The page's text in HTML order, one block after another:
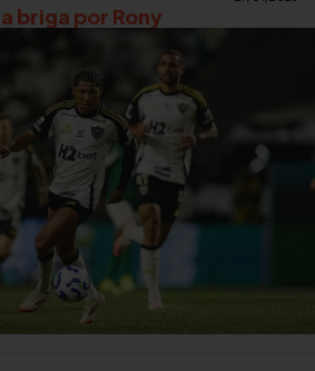
briga por Rony